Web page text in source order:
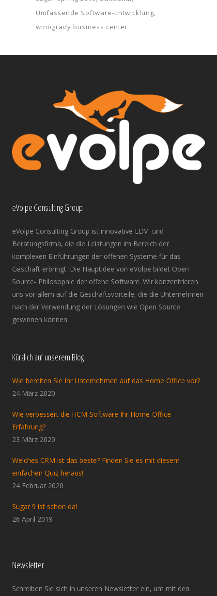
Umfassende Software-Entwicklung
winogrady business center
eVolpe Consulting Group
eVolpe Consulting Group ist innovative EDV- und
Beratungsfirma, die die Leistungen im Bereich der
komplexen Einführungen der offenen Systeme für das
Geschäft erbringt. Die Hauptidee von eVolpe bildet Open
Source- Philosophie der offene Software. Wir konzentrieren
uns vor allem auf die Geschäftsvorteile, die die Unternehmen
nach der Verwendung der Lösungen wie Open Source
gewinnen können.
Kürzlich auf unserem Blog
Wie bereiten Sie Ihr Unternehmen auf das Home Office vor?
24 März 2020
Wie verbessert die HCM-Software Ihr Home-Office-
Erfahrung?
23 März 2020
Welches CRM ist das beste? Finden Sie es mit diesem
einfachen Quiz heraus!
24 Februar 2020
Sugar 9 ist schon da!
26 April 2019
Newsletter
Schreiben Sie sich in unseren Newsletter ein, um mit den